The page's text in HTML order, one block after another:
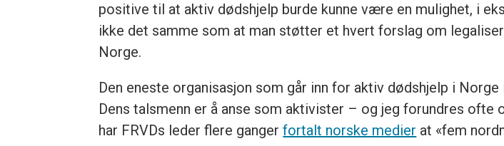
positive til at aktiv dødshjelp burde kunne være en mulighet, i
ikke det samme som at man støtter et hvert forslag om
Norge.
Den eneste organisasjon som går inn for aktiv dødshjelp i
Dens talsmenn er å anse som aktivister – og jeg forundres
har FRVDs leder flere gangerfortalt norske medier at «fem